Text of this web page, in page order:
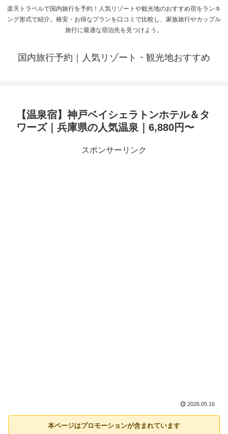
楽天トラベルで国内旅行を予約！人気リゾートや観光地のおすすめ宿をランキ
ング形式で紹介。格安・お得なプランを口コミで比較し、家族旅行やカップル
旅行に最適な宿泊先を見つけよう。
国内旅行予約｜人気リゾート・観光地おすすめ
【温泉宿】神戸ベイシェラトンホテル＆タ
ワーズ｜兵庫県の人気温泉｜6,880円〜
スポンサーリンク
2026.05.16
本ページはプロモーションが含まれています